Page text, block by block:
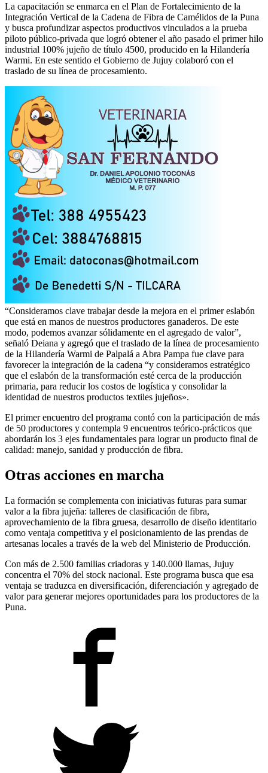
La capacitación se enmarca en el Plan de Fortalecimiento de la
Integración Vertical de la Cadena de Fibra de Camélidos de la Puna
y busca profundizar aspectos productivos vinculados a la prueba
piloto público-privada que logró obtener el año pasado el primer hilo
industrial 100% jujeño de título 4500, producido en la Hilandería
Warmi. En este sentido el Gobierno de Jujuy colaboró con el
traslado de su línea de procesamiento.
“Consideramos clave trabajar desde la mejora en el primer eslabón
que está en manos de nuestros productores ganaderos. De este
modo, podemos avanzar sólidamente en el agregado de valor”,
señaló Deiana y agregó que el traslado de la línea de procesamiento
de la Hilandería Warmi de Palpalá a Abra Pampa fue clave para
favorecer la integración de la cadena “y consideramos estratégico
que el eslabón de la transformación esté cerca de la producción
primaria, para reducir los costos de logística y consolidar la
identidad de nuestros productos textiles jujeños».
El primer encuentro del programa contó con la participación de más
de 50 productores y contempla 9 encuentros teórico-prácticos que
abordarán los 3 ejes fundamentales para lograr un producto final de
calidad: manejo, sanidad y producción de fibra.
Otras acciones en marcha
La formación se complementa con iniciativas futuras para sumar
valor a la fibra jujeña: talleres de clasificación de fibra,
aprovechamiento de la fibra gruesa, desarrollo de diseño identitario
como ventaja competitiva y el posicionamiento de las prendas de
artesanas locales a través de la web del Ministerio de Producción.
Con más de 2.500 familias criadoras y 140.000 llamas, Jujuy
concentra el 70% del stock nacional. Este programa busca que esa
ventaja se traduzca en diversificación, diferenciación y agregado de
valor para generar mejores oportunidades para los productores de la
Puna.